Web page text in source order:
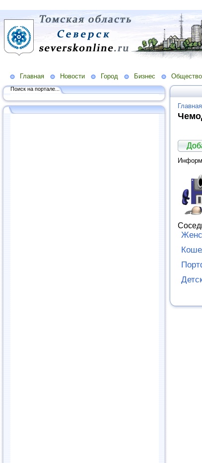
Главная Новости Город Бизнес Общество
Поиск на портале...
Главная